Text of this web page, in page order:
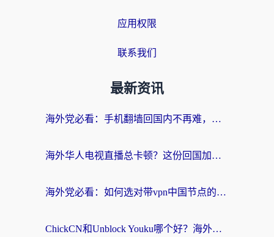
应用权限
联系我们
最新资讯
海外党必看：手机翻墙回国内不再难，一篇搞定无缝访问国内资源指南
海外华人电视直播总卡顿？这份回国加速器选择指南帮你无缝看国内资源
海外党必看：如何选对带vpn中国节点的加速器？无缝访问国内资源全攻略
ChickCN和Unblock Youku哪个好？海外党亲测4款热门回国加速器，附避坑指南